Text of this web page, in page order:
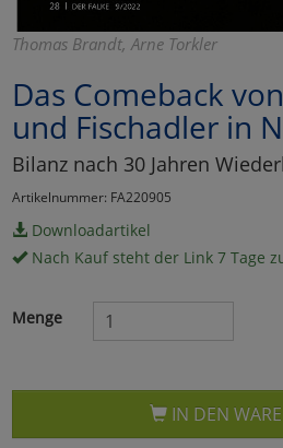
Thomas Brandt, Arne Torkler
Das Comeback
und Fischadler in
Bilanz nach 30 Jahren
Artikelnummer: FA220905
Downloadartikel
Nach Kauf steht der Link 7 Tage
Menge
IN DEN
Marketing
Umfragetools
Cookies
Einstellungen